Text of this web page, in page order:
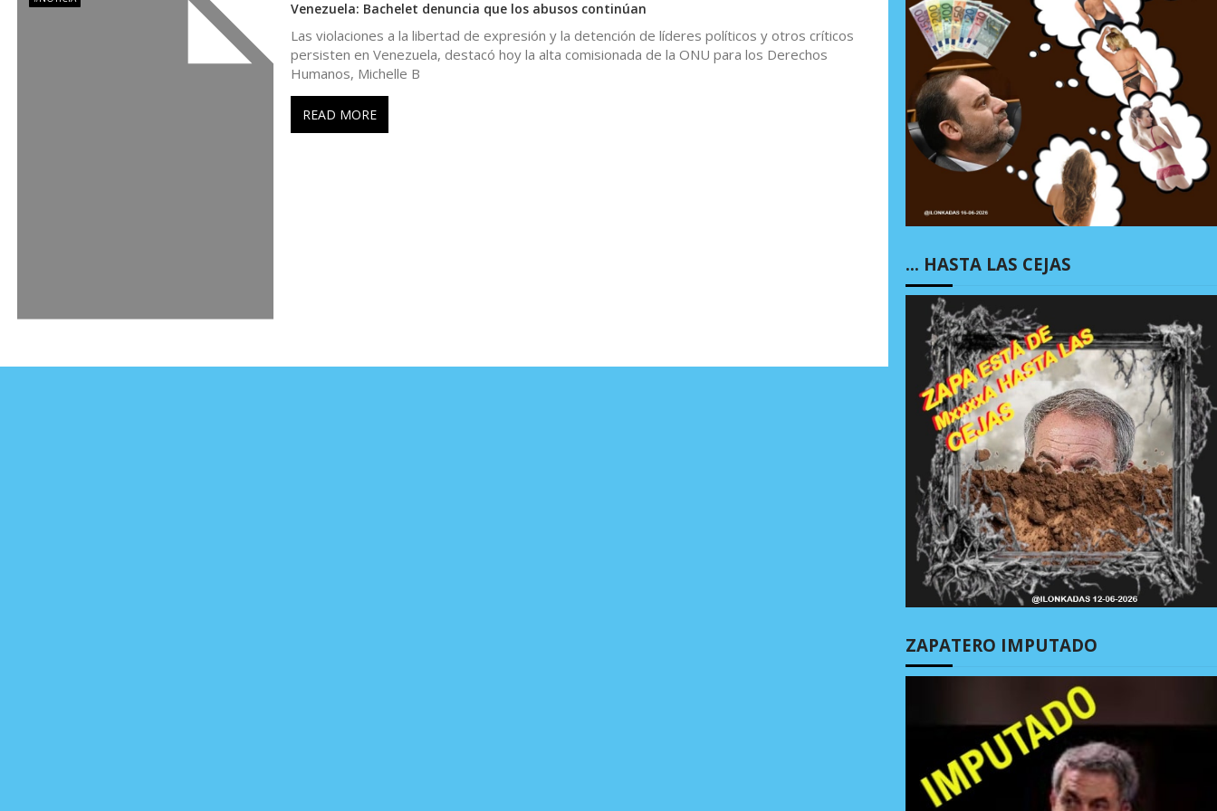
a
Venezuela: Bachelet denuncia que los abusos continúan
Las violaciones a la libertad de expresión y la detención de líderes políticos y otros críticos
persisten en Venezuela, destacó hoy la alta comisionada de la ONU para los Derechos
Humanos, Michelle B
READ MORE
… HASTA LAS CEJAS
ZAPATERO IMPUTADO